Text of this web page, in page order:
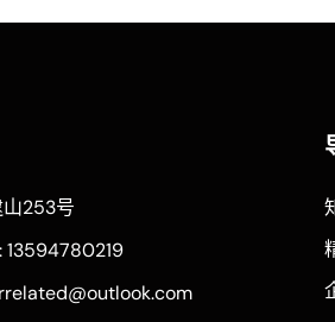
253号
13594780219